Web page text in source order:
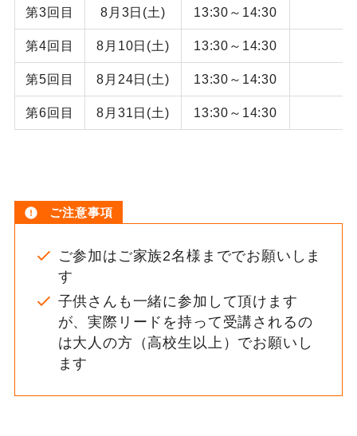
第3回目 8月3日(土) 13:30～14:30
第4回目 8月10日(土) 13:30～14:30
第5回目 8月24日(土) 13:30～14:30
第6回目 8月31日(土) 13:30～14:30
ご注意事項
ご参加はご家族2名様まででお願いしま
す
子供さんも一緒に参加して頂けます
が、実際リードを持って受講されるの
は大人の方（高校生以上）でお願いし
ます